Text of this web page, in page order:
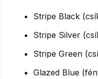
Stripe Black
Stripe Silver
Stripe Green
Glazed Blue